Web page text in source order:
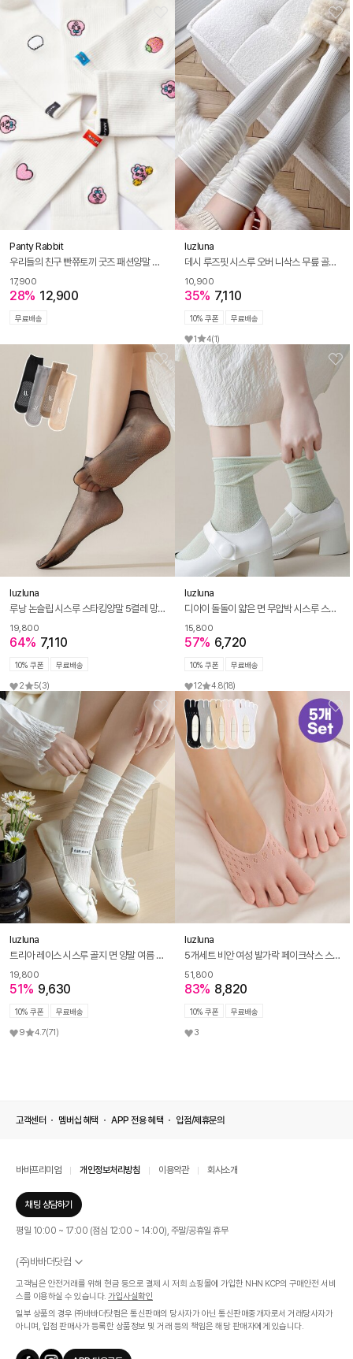
Panty Rabbit
우리들의 친구 빤쮸토끼 굿즈 패션양말 캐릭터양말 7종
17,900
28% 12,900
무료배송
luzluna
데시 루즈핏 시스루 오버 니삭스 무릎 골지 롱양말
10,900
35% 7,110
10% 쿠폰 무료배송
1 4(1)
luzluna
루낭 논슬립 시스루 스타킹양말 5켤레 망사 얇은 발목 여름 양말
19,800
64% 7,110
10% 쿠폰 무료배송
2 5(3)
luzluna
디아이 돌돌이 얇은 면 무압박 시스루 스타킹 긴 양말 5켤레 세트
15,800
57% 6,720
10% 쿠폰 무료배송
12 4.8(18)
luzluna
트리아 레이스 시스루 골지 면 양말 여름 긴양말 5켤레 세트
19,800
51% 9,630
10% 쿠폰 무료배송
9 4.7(71)
luzluna
5개세트 비안 여성 발가락 페이크삭스 스타킹 시스루 덧신
51,800
83% 8,820
10% 쿠폰 무료배송
3
고객센터 멤버십 혜택 APP 전용 혜택 입점/제휴문의
바바프리미엄 개인정보처리방침 이용약관 회사소개
채팅 상담하기
평일 10:00 ~ 17:00 (점심 12:00 ~ 14:00), 주말/공휴일 휴무
(주)바바더닷컴
서울특별시 서초구 신반포로 339, 논현빌딩 (대표이사 : 문인식)
사업자 등록번호 569-86-01308
통신판매업신고번호 제 2019 - 서울 서초 - 1268호
개인정보관리책임자 : 김효영
인증범위 온라인 쇼핑몰 서비스(바바더닷컴)
고객님은 안전거래를 위해 현금 등으로 결제 시 저희 쇼핑몰에 가입한 NHN KCP의 구매안전 서비
스를 이용하실 수 있습니다. 가입사실확인
일부 상품의 경우 ㈜바바더닷컴은 통신판매의 당사자가 아닌 통신판매중개자로서 거래당사자가
아니며, 입점 판매사가 등록한 상품정보 및 거래 등의 책임은 해당 판매자에게 있습니다.